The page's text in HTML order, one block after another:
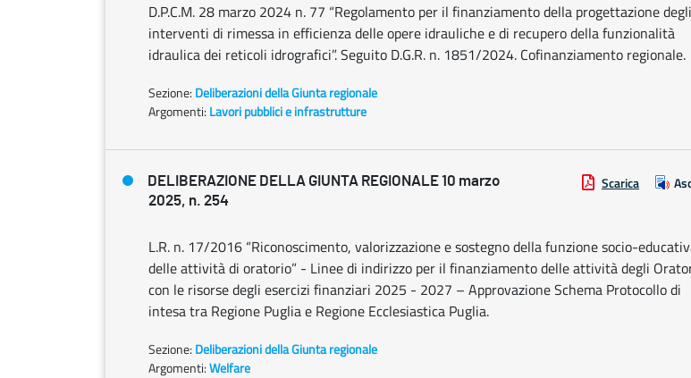
D.P.C.M. 28 marzo 2024 n. 77 “Regolamento per il finanziamento della progettazione degli
interventi di rimessa in efficienza delle opere idrauliche e di recupero della funzionalità
idraulica dei reticoli idrografici”. Seguito D.G.R. n. 1851/2024. Cofinanziamento regionale.
Sezione: Deliberazioni della Giunta regionale
Argomenti: Lavori pubblici e infrastrutture
DELIBERAZIONE DELLA GIUNTA REGIONALE 10 marzo
2025, n. 254
Scarica
L.R. n. 17/2016 “Riconoscimento, valorizzazione e sostegno della funzione socio-
delle attività di oratorio” - Linee di indirizzo per il finanziamento delle attività degli
con le risorse degli esercizi finanziari 2025 - 2027 – Approvazione Schema Protocollo di
intesa tra Regione Puglia e Regione Ecclesiastica Puglia.
Sezione: Deliberazioni della Giunta regionale
Argomenti:Welfare